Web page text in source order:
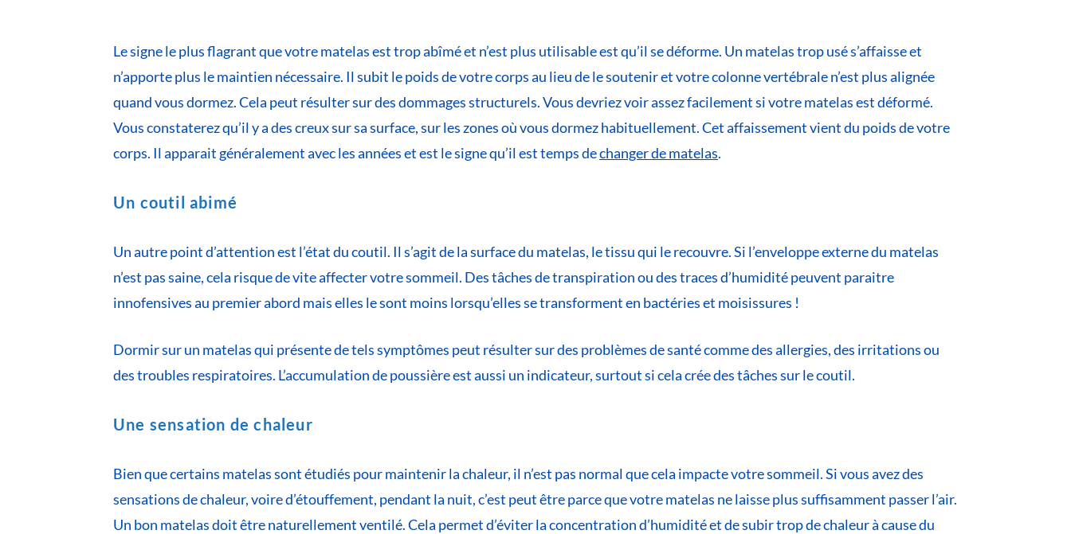
Le signe le plus flagrant que votre matelas est trop abîmé et n’est plus utilisable est qu’il se déforme. Un matelas trop usé s’affaisse et
n’apporte plus le maintien nécessaire. Il subit le poids de votre corps au lieu de le soutenir et votre colonne vertébrale n’est plus alignée
quand vous dormez. Cela peut résulter sur des dommages structurels. Vous devriez voir assez facilement si votre matelas est déformé.
Vous constaterez qu’il y a des creux sur sa surface, sur les zones où vous dormez habituellement. Cet affaissement vient du poids de votre
corps. Il apparait généralement avec les années et est le signe qu’il est temps dechanger de matelas.
Un coutil abimé
Un autre point d’attention est l’état du coutil. Il s’agit de la surface du matelas, le tissu qui le recouvre. Si l’enveloppe externe du matelas
n’est pas saine, cela risque de vite affecter votre sommeil. Des tâches de transpiration ou des traces d’humidité peuvent paraitre
innofensives au premier abord mais elles le sont moins lorsqu’elles se transforment en bactéries et moisissures !
Dormir sur un matelas qui présente de tels symptômes peut résulter sur des problèmes de santé comme des allergies, des irritations ou
des troubles respiratoires. L’accumulation de poussière est aussi un indicateur, surtout si cela crée des tâches sur le coutil.
Une sensation de chaleur
Bien que certains matelas sont étudiés pour maintenir la chaleur, il n’est pas normal que cela impacte votre sommeil. Si vous avez des
sensations de chaleur, voire d’étouffement, pendant la nuit, c’est peut être parce que votre matelas ne laisse plus suffisamment passer l’air.
Un bon matelas doit être naturellement ventilé. Cela permet d’éviter la concentration d’humidité et de subir trop de chaleur à cause du